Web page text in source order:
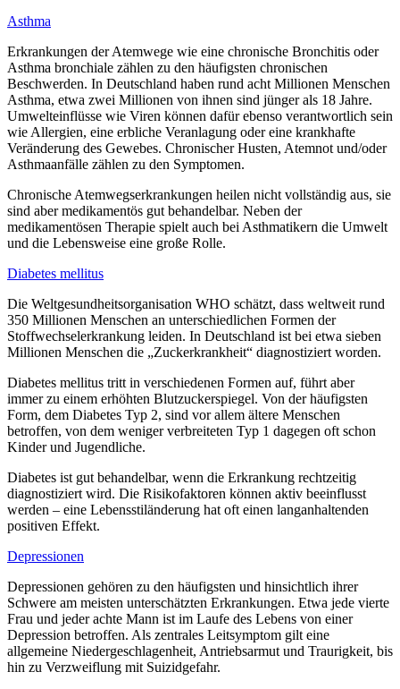
Asthma
Erkrankungen der Atemwege wie eine chronische Bronchitis oder
Asthma bronchiale zählen zu den häufigsten chronischen
Beschwerden. In Deutschland haben rund acht Millionen Menschen
Asthma, etwa zwei Millionen von ihnen sind jünger als 18 Jahre.
Umwelteinflüsse wie Viren können dafür ebenso verantwortlich sein
wie Allergien, eine erbliche Veranlagung oder eine krankhafte
Veränderung des Gewebes. Chronischer Husten, Atemnot und/oder
Asthmaanfälle zählen zu den Symptomen.
Chronische Atemwegserkrankungen heilen nicht vollständig aus, sie
sind aber medikamentös gut behandelbar. Neben der
medikamentösen Therapie spielt auch bei Asthmatikern die Umwelt
und die Lebensweise eine große Rolle.
Diabetes mellitus
Die Weltgesundheitsorganisation WHO schätzt, dass weltweit rund
350 Millionen Menschen an unterschiedlichen Formen der
Stoffwechselerkrankung leiden. In Deutschland ist bei etwa sieben
Millionen Menschen die „Zuckerkrankheit“ diagnostiziert worden.
Diabetes mellitus tritt in verschiedenen Formen auf, führt aber
immer zu einem erhöhten Blutzuckerspiegel. Von der häufigsten
Form, dem Diabetes Typ 2, sind vor allem ältere Menschen
betroffen, von dem weniger verbreiteten Typ 1 dagegen oft schon
Kinder und Jugendliche.
Diabetes ist gut behandelbar, wenn die Erkrankung rechtzeitig
diagnostiziert wird. Die Risikofaktoren können aktiv beeinflusst
werden – eine Lebensstiländerung hat oft einen langanhaltenden
positiven Effekt.
Depressionen
Depressionen gehören zu den häufigsten und hinsichtlich ihrer
Schwere am meisten unterschätzten Erkrankungen. Etwa jede vierte
Frau und jeder achte Mann ist im Laufe des Lebens von einer
Depression betroffen. Als zentrales Leitsymptom gilt eine
allgemeine Niedergeschlagenheit, Antriebsarmut und Traurigkeit, bis
hin zu Verzweiflung mit Suizidgefahr.